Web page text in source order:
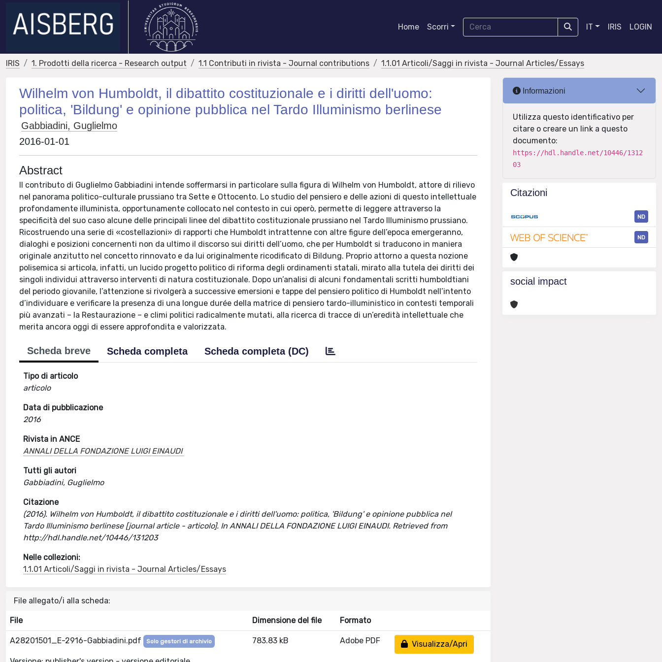
Home Scorri IT IRIS LOGIN
IRIS 1. Prodotti della ricerca - Research output 1.1 Contributi in rivista - Journal contributions 1.1.01 Articoli/Saggi in rivista - Journal Articles/Essays
Wilhelm von Humboldt, il dibattito costituzionale e i diritti dell'uomo:
politica, 'Bildung' e opinione pubblica nel Tardo Illuminismo berlinese
Gabbiadini, Guglielmo
2016-01-01
Abstract
Il contributo di Guglielmo Gabbiadini intende soffermarsi in particolare sulla figura di Wilhelm von Humboldt, attore di rilievo
nel panorama politico-culturale prussiano tra Sette e Ottocento. Lo studio del pensiero e delle azioni di questo intellettuale
profondamente illuminista, opportunamente collocato nel contesto in cui operò, permette di leggere attraverso la
specificità del suo caso alcune delle principali linee del dibattito costituzionale prussiano nel Tardo Illuminismo prussiano.
Ricostruendo una serie di «costellazioni» di rapporti che Humboldt intrattenne con altre figure dell’epoca emergeranno,
dialoghi e posizioni concernenti non da ultimo il discorso sui diritti dell’uomo, che per Humboldt si traducono in maniera
originale anzitutto nel concetto rinnovato e da lui originalmente ricodificato di Bildung. Proprio attorno a questa nozione
polisemica si articola, infatti, un lucido progetto politico di riforma degli ordinamenti statali, mirato alla tutela dei diritti dei
singoli individui attraverso interventi di natura costituzionale. Dopo un’analisi di alcuni fondamentali scritti humboldtiani
del periodo giovanile, l’attenzione si rivolgerà a successive emersioni e tappe del pensiero politico di Humboldt nell’intento
d’individuare e verificare la presenza di una longue durée della matrice di pensiero tardo-illuministico in contesti temporali
più avanzati – la Restaurazione – e climi politici radicalmente mutati, alla ricerca di tracce di un’eredità intellettuale che
merita ancora oggi di essere approfondita e valorizzata.
Scheda breve Scheda completa Scheda completa (DC)
Tipo di articolo
articolo
Data di pubblicazione
2016
Rivista in ANCE
ANNALI DELLA FONDAZIONE LUIGI EINAUDI
Tutti gli autori
Gabbiadini, Guglielmo
Citazione
(2016). Wilhelm von Humboldt, il dibattito costituzionale e i diritti dell'uomo: politica, 'Bildung' e opinione pubblica nel
Tardo Illuminismo berlinese [journal article - articolo]. In ANNALI DELLA FONDAZIONE LUIGI EINAUDI. Retrieved from
http://hdl.handle.net/10446/131203
Nelle collezioni:
1.1.01 Articoli/Saggi in rivista - Journal Articles/Essays
File allegato/i alla scheda:
File Dimensione del file Formato
A28201501_E-2916-Gabbiadini.pdf Solo gestori di archivio 783.83 kB Adobe PDF Visualizza/Apri
Informazioni
Utilizza questo identificativo per
citare o creare un link a questo
documento:
https://hdl.handle.net/10446/1312
03
Citazioni
ND
ND
social impact